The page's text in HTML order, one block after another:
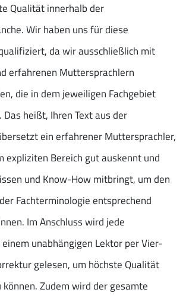
Qualität innerhalb der
Wir haben uns für diese
da wir ausschließlich mit
erfahrenen Muttersprachlern
die in dem jeweiligen Fachgebiet
heißt, Ihren Text aus der
ein erfahrener Muttersprachler,
expliziten Bereich gut auskennt und
und Know-How mitbringt, um den
Fachterminologie entsprechend
Im Anschluss wird jede
unabhängigen Lektor per Vier-
gelesen, um höchste Qualität
Zudem wird der gesamte